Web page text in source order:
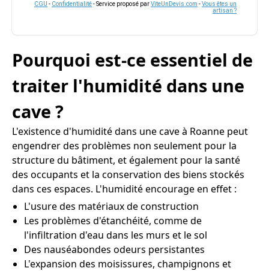
CGU - Confidentialité- Service proposé parViteUnDevis.com -Vous êtes un
artisan ?
Pourquoi est-ce essentiel de
traiter l'humidité dans une
cave ?
L'existence d'humidité dans une cave à Roanne peut
engendrer des problèmes non seulement pour la
structure du bâtiment, et également pour la santé
des occupants et la conservation des biens stockés
dans ces espaces. L'humidité encourage en effet :
L'usure des matériaux de construction
Les problèmes d'étanchéité, comme de
l'infiltration d'eau dans les murs et le sol
Des nauséabondes odeurs persistantes
L'expansion des moisissures, champignons et